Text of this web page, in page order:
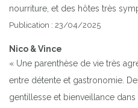
nourriture, et des hôtes très
Publication : 23/04/2025
Nico & Vince
« Une parenthèse de vie très
entre détente et gastronomie.
gentillesse et bienveillance